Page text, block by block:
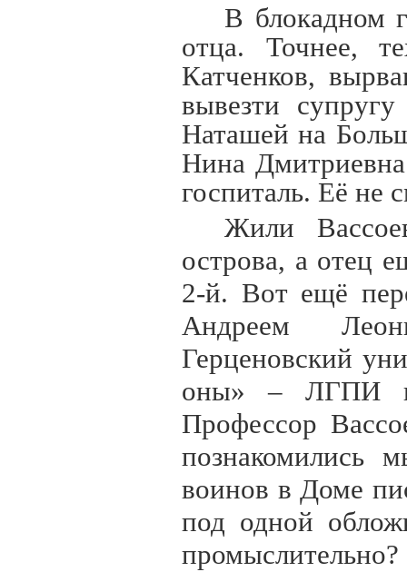
В блокадном
отца. Точнее,
Катченков,
вывезти
Наташей на
Нина Дмитриевна
госпиталь. Её не
Жили
острова, а отец
2-й. Вот ещё
Андреем
Герценовский
оны» – ЛГПИ
Профессор
познакомились
воинов в Доме
под одной
промыслительно?